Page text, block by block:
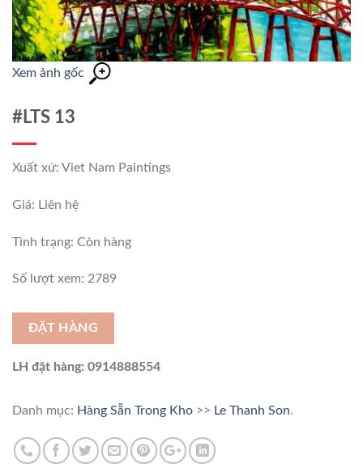
Xem ảnh gốc
#LTS 13
Xuất xứ: Viet Nam Paintings
Giá: Liên hệ
Tình trạng: Còn hàng
Số lượt xem: 2789
ĐẶT HÀNG
LH đặt hàng: 0914888554
Danh mục: Hàng Sẵn Trong Kho >> Le Thanh Son.